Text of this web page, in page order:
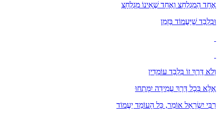
אֶחָד הַמְגֻלְחָצ וְאֶחָד שֶׁאֵינוֹ מְגֻלְחָצְ
וּבִלְבַד שֶׁיַּעֲמוֹד בַּזְמַן
וְלֹא דֶּרֶךְ זוֹ בִּלְבַד עוֹמְדִין
אֶלָּא בְּכָל דֶּרֶךְ עֲמִידָה יִמָּתְחוּ
רַבִּי יִשְׂרָאֵל אוֹמֵר, כָּל הָעוֹמֵד יַעֲמוֹד